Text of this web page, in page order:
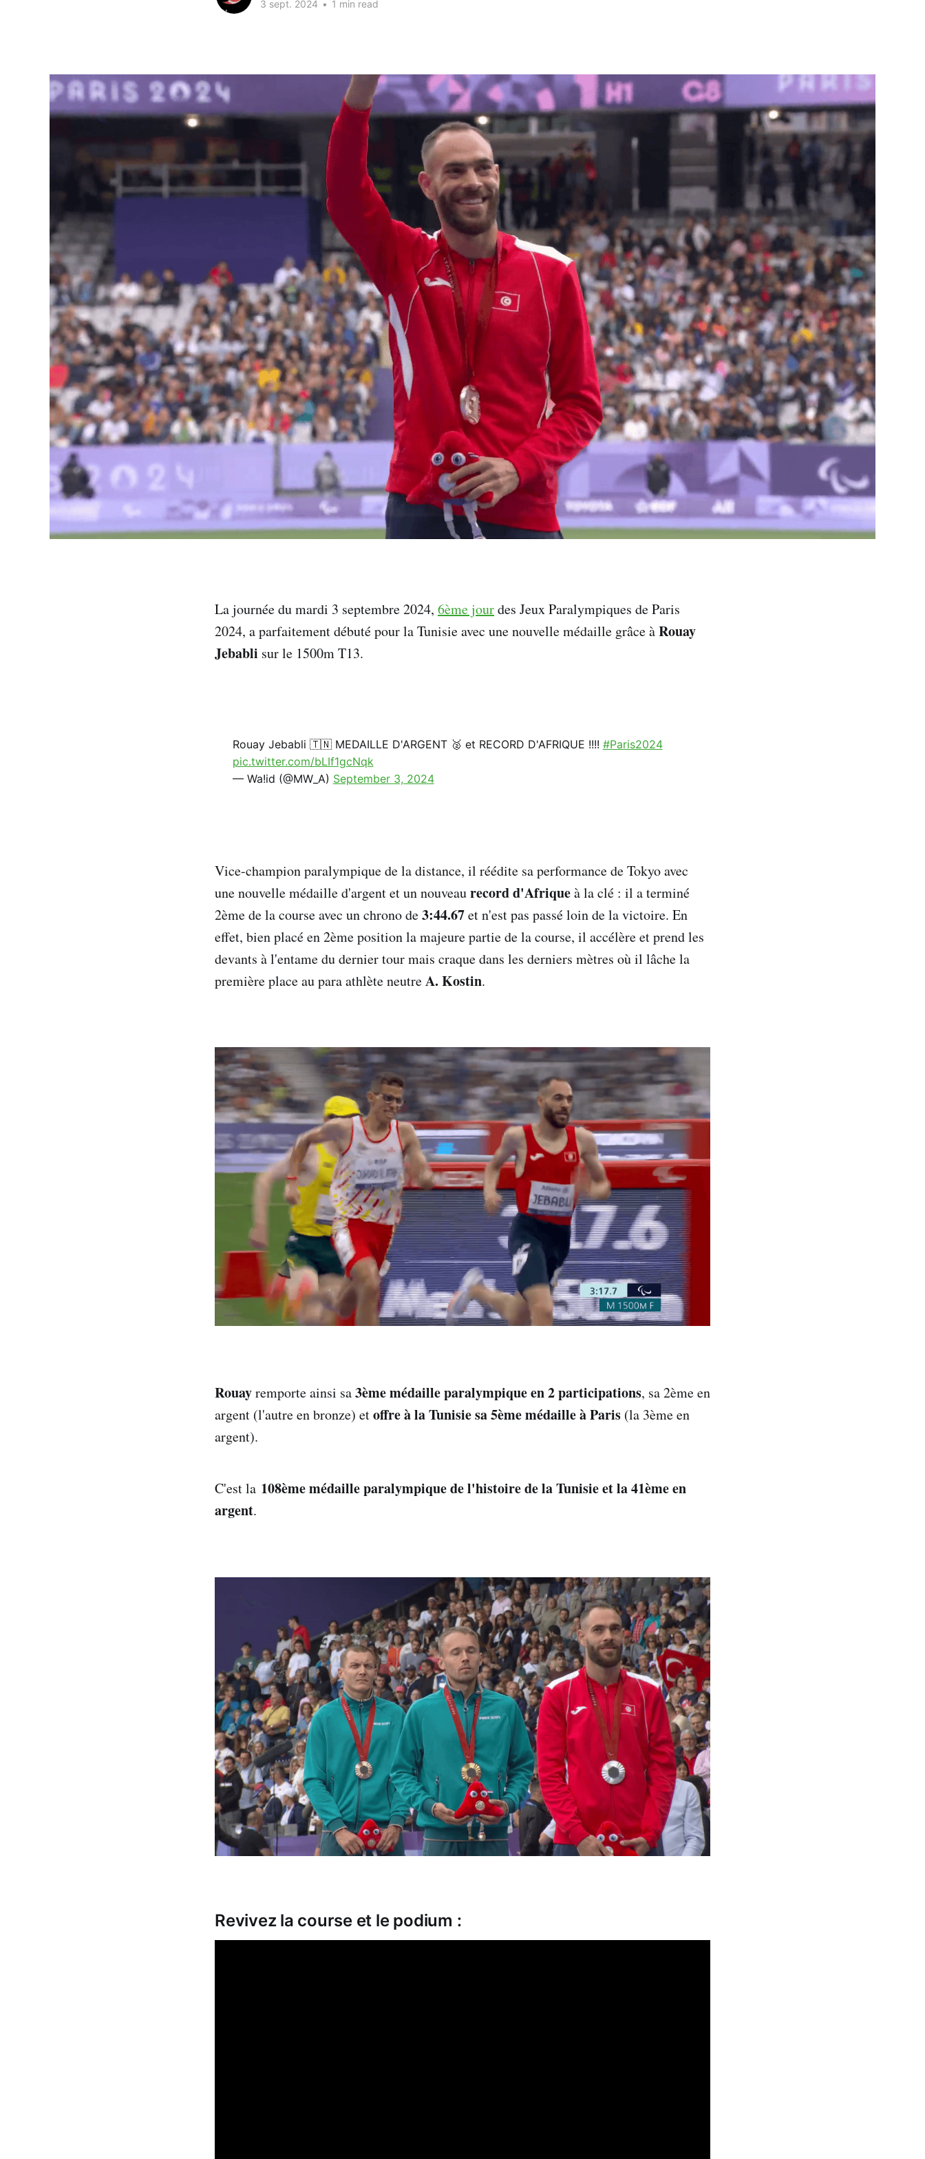
3 sept. 2024 • 1 min read
La journée du mardi 3 septembre 2024, 6ème jourdes Jeux Paralympiques de Paris
2024, a parfaitement débuté pour la Tunisie avec une nouvelle médaille grâce àRouay
Jebabli sur le 1500m T13.
Rouay Jebabli 🇹🇳 MEDAILLE D'ARGENT 🥈 et RECORD D'AFRIQUE !!!! #Paris2024
pic.twitter.com/bLIf1gcNqk
— Wa!id (@MW_A) September 3, 2024
Vice-champion paralympique de la distance, il réédite sa performance de Tokyo avec
une nouvelle médaille d'argent et un nouveaurecord d'Afriqueà la clé : il a terminé
2ème de la course avec un chrono de3:44.67et n'est pas passé loin de la victoire. En
effet, bien placé en 2ème position la majeure partie de la course, il accélère et prend les
devants à l'entame du dernier tour mais craque dans les derniers mètres où il lâche la
première place au para athlète neutreA. Kostin.
Rouayremporte ainsi sa3ème médaille paralympique en 2 participations, sa 2ème en
argent (l'autre en bronze) etoffre à la Tunisie sa 5ème médaille à Paris (la 3ème en
argent).
C'est la 108ème médaille paralympique de l'histoire de la Tunisie et la 41ème en
argent.
Revivez la course et le podium :